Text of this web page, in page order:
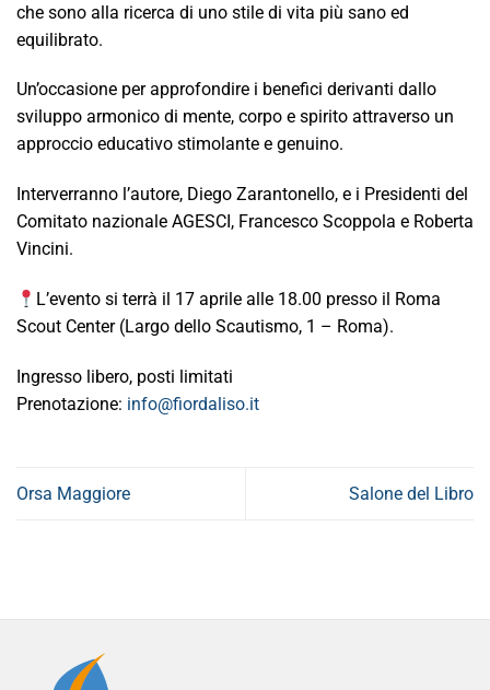
che sono alla ricerca di uno stile di vita più sano ed
equilibrato.
Un’occasione per approfondire i benefici derivanti dallo
sviluppo armonico di mente, corpo e spirito attraverso un
approccio educativo stimolante e genuino.
Interverranno l’autore, Diego Zarantonello, e i Presidenti del
Comitato nazionale AGESCI, Francesco Scoppola e Roberta
Vincini.
L’evento si terrà il 17 aprile alle 18.00 presso il Roma
Scout Center (Largo dello Scautismo, 1 – Roma).
Ingresso libero, posti limitati
Prenotazione: info@fiordaliso.it
Orsa Maggiore Salone del Libro